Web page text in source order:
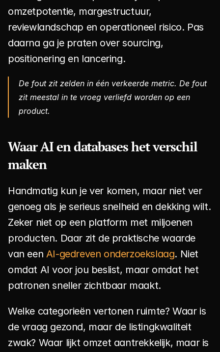
omzetpotentie, margestructuur,
reviewlandschap en operationeel risico. Pas
daarna ga je praten over sourcing,
positionering en lancering.
De fout zit zelden in één verkeerde metric. De fout
zit meestal in te vroeg verliefd worden op een
product.
Waar AI en databases het verschil
maken
Handmatig kun je ver komen, maar niet ver
genoeg als je serieus snelheid en dekking wilt.
Zeker niet op een platform met miljoenen
producten. Daar zit de praktische waarde
van een AI-gedreven onderzoekslaag. Niet
omdat AI voor jou beslist, maar omdat het
patronen sneller zichtbaar maakt.
Welke categorieën vertonen ruimte? Waar is
de vraag gezond, maar de listingkwaliteit
zwak? Waar lijkt omzet aantrekkelijk, maar is